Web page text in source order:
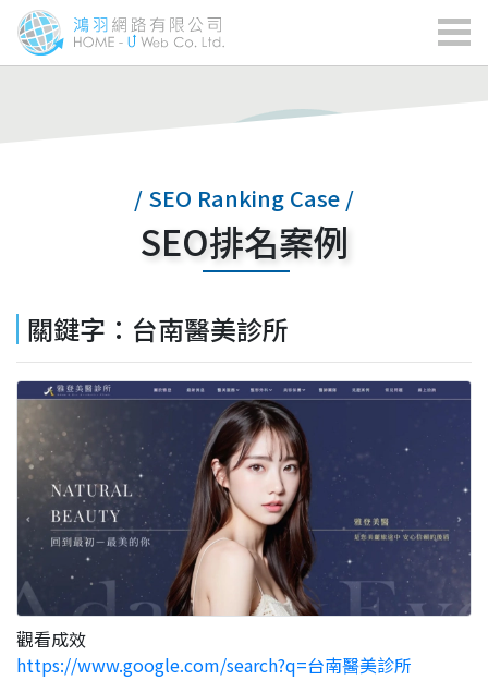
/ SEO Ranking Case /
SEO排名案例
關鍵字：台南醫美診所
觀看成效
https://www.google.com/search?q=台南醫美診所